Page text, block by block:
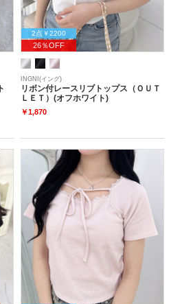
2点￥2200
26％OFF
INGNI(イング)
リボン付レースリブトップス（ＯＵＴ
ＬＥＴ）(オフホワイト)
￥1,870